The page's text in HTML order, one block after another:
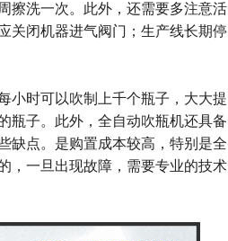
擦洗一次。此外，还需要多注意活
关闭机器进气阀门；生产线长期停
小时可以吹制上千个瓶子，大大提
瓶子。此外，全自动吹瓶机还具备
缺点。是购置成本较高，特别是全
，一旦出现故障，需要专业的技术